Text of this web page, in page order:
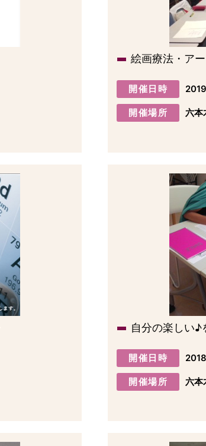
絵画療法・ア
開催日時
開催場所 六本
自分の楽しい♪
開催日時
開催場所 六本